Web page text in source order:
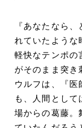
『あなたなら
れていたような
軽快なテンポの
がそのまま突き
ウルフは、『医
も、人間とし
場からの葛藤。